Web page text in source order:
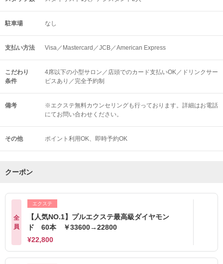
駐車場 なし
支払い方法 Visa／Mastercard／JCB／American Express
こだわり
条件
4席以下の小型サロン／店頭でのカード支払いOK／ドリンクサー
ビスあり／完全予約制
備考
※エクステ無料カウンセリングも行っております。詳細はお電話
にてお問い合わせください。
その他 ポイント利用OK 即時予約OK
クーポン
全
員
エクステ
【人気NO.1】プルエクステ最高級ダイヤモン
ド 60本 ￥33600→22800
¥22,800